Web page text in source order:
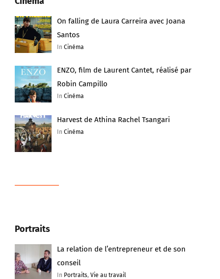
On falling de Laura Carreira avec Joana
Santos
InCinéma
ENZO, film de Laurent Cantet, réalisé par
Robin Campillo
InCinéma
Harvest de Athina Rachel Tsangari
InCinéma
Portraits
La relation de l’entrepreneur et de son
conseil
In Portraits,Vie au travail